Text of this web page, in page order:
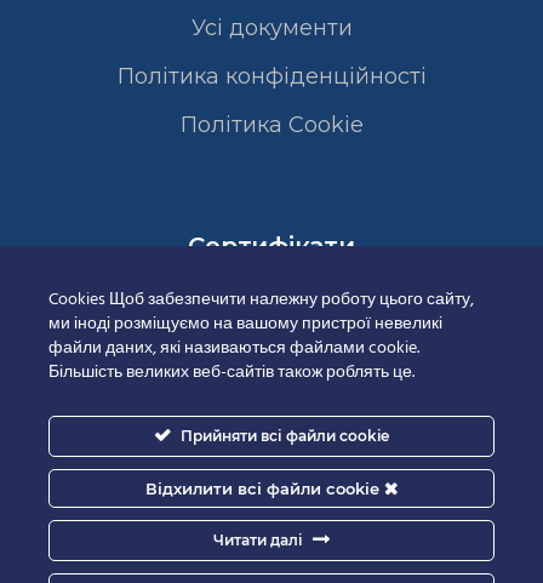
Усі документи
Політика конфіденційності
Полiтика Cookie
Сертифікати
Cookies Щоб забезпечити належну роботу цього сайту,
ми іноді розміщуємо на вашому пристрої невеликі
файли даних, які називаються файлами cookie.
Більшість великих веб-сайтів також роблять це.
Прийняти всі файли cookie
Відхилити всі файли cookie
Читати далі